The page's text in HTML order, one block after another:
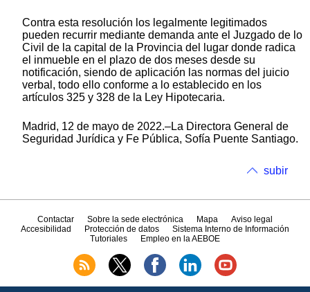
Contra esta resolución los legalmente legitimados
pueden recurrir mediante demanda ante el Juzgado de lo
Civil de la capital de la Provincia del lugar donde radica
el inmueble en el plazo de dos meses desde su
notificación, siendo de aplicación las normas del juicio
verbal, todo ello conforme a lo establecido en los
artículos 325 y 328 de la Ley Hipotecaria.
Madrid, 12 de mayo de 2022.–La Directora General de
Seguridad Jurídica y Fe Pública, Sofía Puente Santiago.
subir
Contactar Sobre la sede electrónica Mapa
Aviso legal
Accesibilidad
Protección de datos
Sistema Interno de Información
Tutoriales
Empleo en la AEBOE